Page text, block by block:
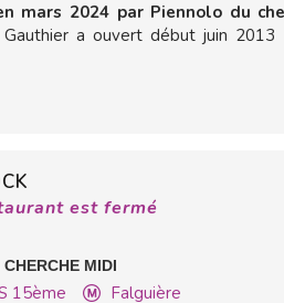
mars 2024 par Piennolo du
a ouvert début juin
est fermé
MIDI
15ème
Falguière